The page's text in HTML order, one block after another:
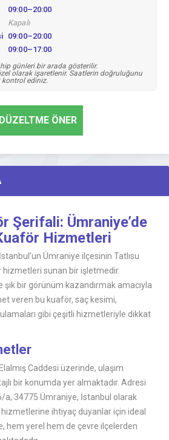
09:00–20:00
Kapalı
09:00–20:00
09:00–17:00
günleri bir arada gösterilir.
olarak işaretlenir. Saatlerin doğruluğunu
ediniz.
ÖNER
Şerifali: Ümraniye’de
Hizmetleri
Ümraniye ilçesinin Tatlısu
sunan bir işletmedir.
bir görünüm kazandırmak amacıyla
veren bu kuaför, saç kesimi,
gibi çeşitli hizmetleriyle dikkat
Caddesi üzerinde, ulaşım
bir konumda yer almaktadır. Adresi
a, 34775 Ümraniye, İstanbul olarak
ihtiyaç duyanlar için ideal
hem yerel hem de çevre ilçelerden